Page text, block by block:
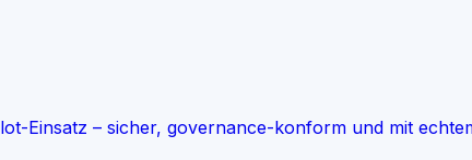
Einsatz – sicher, governance-konform und mit